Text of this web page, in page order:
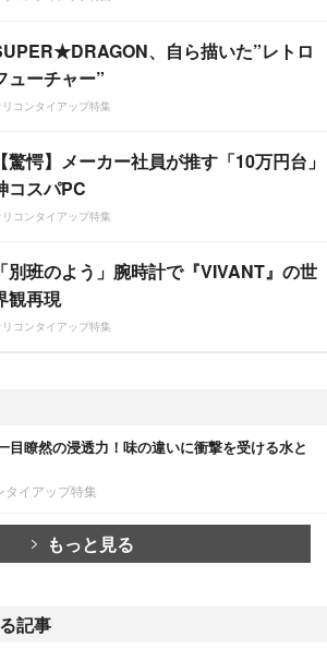
、自ら描いた”レトロ
ューチャー”
リコンタイアップ特集
【驚愕】メーカー社員が推す「10万円台」
コスパPC
リコンタイアップ特集
「別班のよう」腕時計で『VIVANT』の世
観再現
リコンタイアップ特集
目瞭然の浸透力！味の違いに衝撃を受ける水と
タイアップ特集
もっと見る
記事